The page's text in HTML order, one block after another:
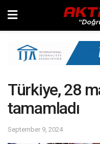
Türkiye, 28
tamamladı
September 9, 2024